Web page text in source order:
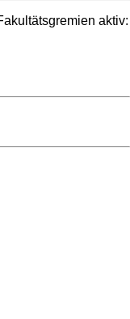
aktiv: